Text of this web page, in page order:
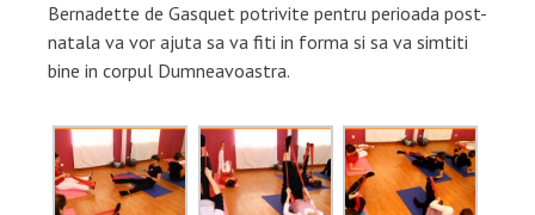
Bernadette de Gasquet potrivite pentru perioada post-
natala va vor ajuta sa va fiti in forma si sa va simtiti
bine in corpul Dumneavoastra.